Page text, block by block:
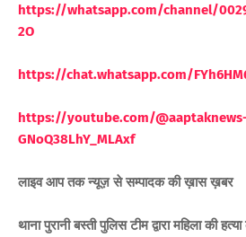
https://whatsapp.com/channel/
2O
https://chat.whatsapp.com/
https://youtube.com/
GNoQ38LhY_MLAxf
लाइव आप तक न्यूज़ से सम्पादक की ख़ास ख़बर
थाना पुरानी बस्ती पुलिस टीम द्वारा महिला की